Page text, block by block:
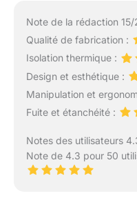
Note de la rédaction 15/
Qualité de fabrication :
Isolation thermique :
Design et esthétique :
Manipulation et
Fuite et étanchéité :
Notes des utilisateurs
Note de 4.3 pour 50